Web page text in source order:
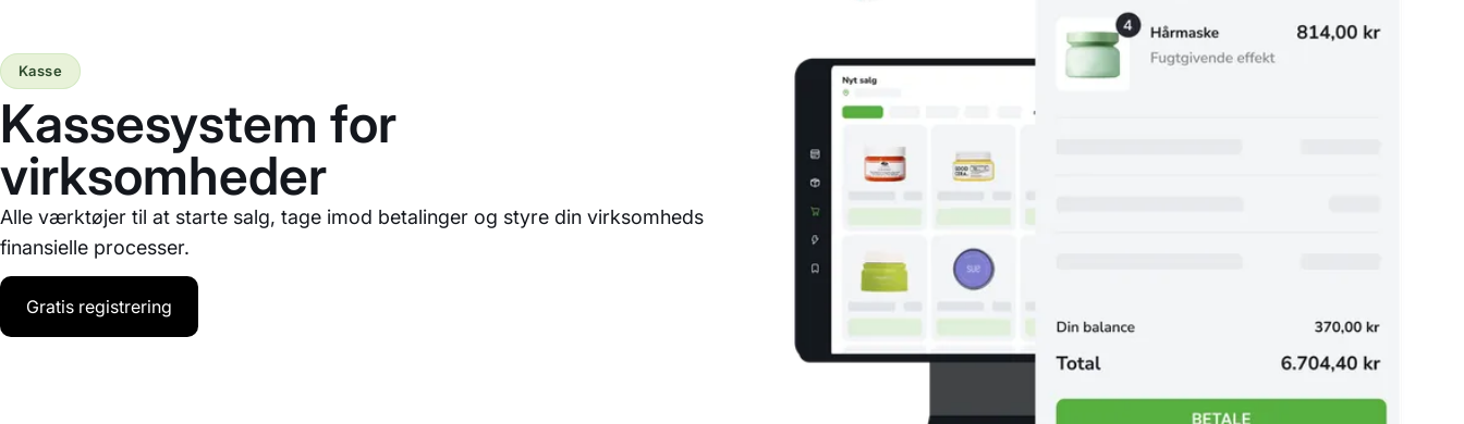
Kassesystem for
virksomheder
Alle værktøjer til at starte salg, tage imod betalinger og styre din virksomheds
finansielle processer.
Kasse
Gratis registrering